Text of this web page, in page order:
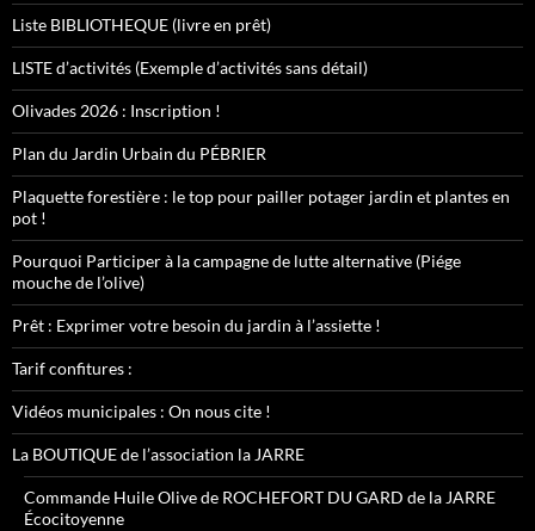
Liste BIBLIOTHEQUE (livre en prêt)
LISTE d’activités (Exemple d’activités sans détail)
Olivades 2026 : Inscription !
Plan du Jardin Urbain du PÉBRIER
Plaquette forestière : le top pour pailler potager jardin et plantes en
pot !
Pourquoi Participer à la campagne de lutte alternative (Piége
mouche de l’olive)
Prêt : Exprimer votre besoin du jardin à l’assiette !
Tarif confitures :
Vidéos municipales : On nous cite !
La BOUTIQUE de l’association la JARRE
Commande Huile Olive de ROCHEFORT DU GARD de la JARRE
Écocitoyenne